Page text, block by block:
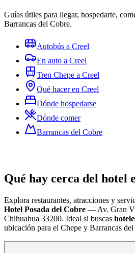
Guías útiles para llegar, hospedarte,
Barrancas del Cobre.
Autobús a Creel
En auto a Creel
Tren Chepe a Creel
Qué hacer en Creel
Dónde hospedarse
Dónde comer
Barrancas del Cobre
Qué hay cerca del hotel
Explora restaurantes, atracciones y
Hotel Posada del Cobre — Av. Gran
Chihuahua 33200. Ideal si buscas
ubicación para el Chepe y Barrancas